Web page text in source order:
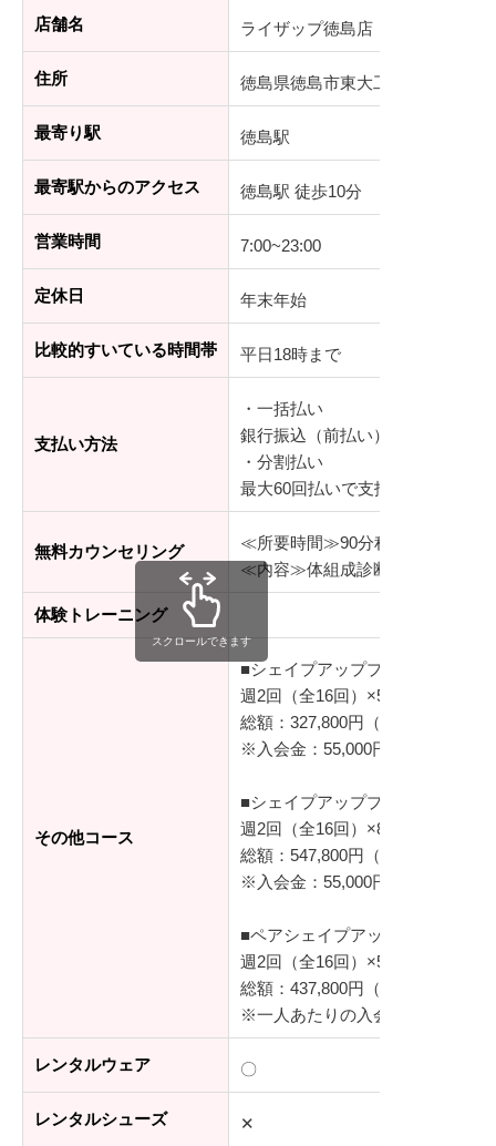
店舗名 ライザップ徳島店
住所 徳島県徳島市東大工町1丁目-9-1
最寄り駅 徳島駅
最寄駅からのアクセス 徳島駅 徒歩10分
営業時間 7:00~23:00
定休日 年末年始
比較的すいている時間帯 平日18時まで
支払い方法
・一括払い
銀行振込（前払い）、デビット
・分割払い
最大60回払いで支払可能
無料カウンセリング
≪所要時間≫90分程度
≪内容≫体組成診断、シミュレー
体験トレーニング
その他コース
■シェイプアッププログラム（基
週2回（全16回）×50分/レッスン
総額：327,800円（税込）
※入会金：55,000円（税込）
■シェイプアッププログラム プラ
週2回（全16回）×80分/レッスン
総額：547,800円（税込）
※入会金：55,000円（税込）
■ペアシェイプアッププログラム
週2回（全16回）×50分/レッスン
総額：437,800円（税込）
※一人あたりの入会金：55,000円
レンタルウェア 〇
レンタルシューズ ✕
スクロールできます